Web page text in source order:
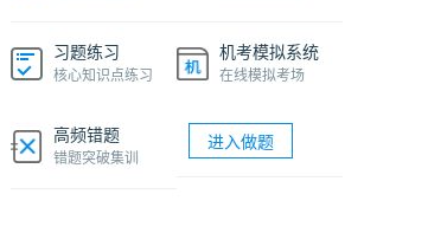
机考系统操作流程及画图讲解
软考网络工程师视频课程
习题练习
核心知识点练习
机考模拟系统
在线模拟考场
高频错题
错题突破集训
进入做题